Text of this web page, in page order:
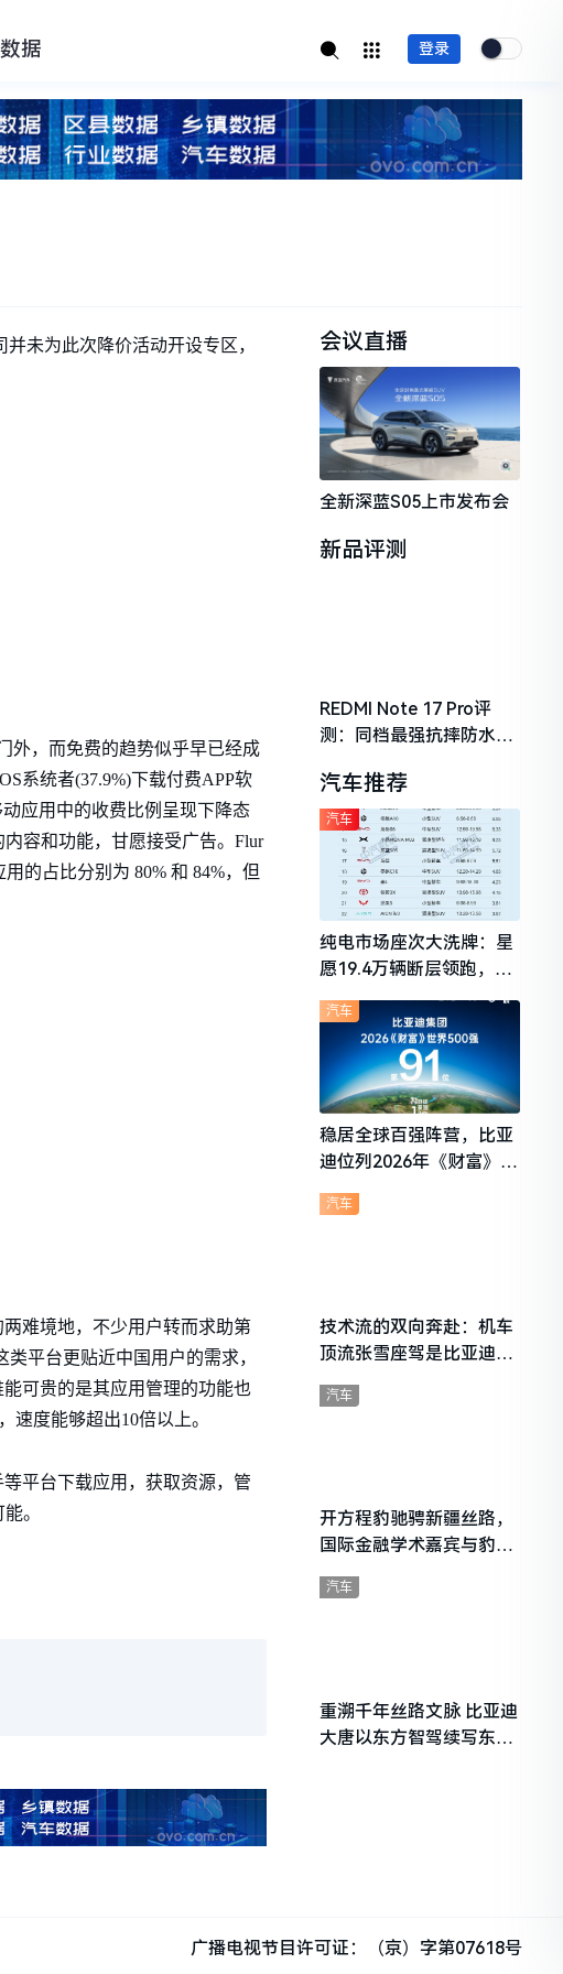
数据 登录
未为此次降价活动开设专区，
外，而免费的趋势似乎早已经成
系统者(37.9%)下载付费APP软
应用中的收费比例呈现下降态
容和功能，甘愿接受广告。Flur
的占比分别为 80% 和 84%，但
难境地，不少用户转而求助第
平台更贴近中国用户的需求，
可贵的是其应用管理的功能也
速度能够超出10倍以上。
平台下载应用，获取资源，管
。
会议直播
全新深蓝S05上市发布会
新品评测
REDMI Note 17 Pro评
测：同档最强抗摔防水，
守门员
汽车推荐
纯电市场座次大洗牌：星
愿19.4万辆断层领跑，理
想i6成最强黑马
汽车
稳居全球百强阵营，比亚
迪位列2026年《财富》世
汽车
技术流的双向奔赴：机车
顶流张雪座驾是比亚迪秦
L
汽车
开方程豹驰骋新疆丝路，
国际金融学术嘉宾与豹友
共赴山海热爱
汽车
重溯千年丝路文脉 比亚迪
大唐以东方智驾续写东西
汽车
广播电视节目许可证：（京）字第07618号